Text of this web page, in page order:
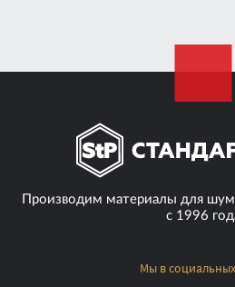
Производим материалы для
с 1996
Мы в социальных